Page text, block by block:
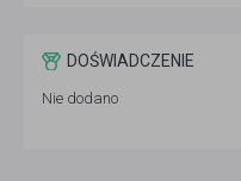
DOŚWIADCZENIE
Nie dodano